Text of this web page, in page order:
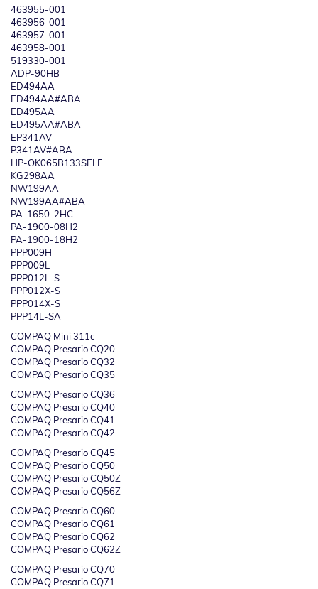
463955-001
463956-001
463957-001
463958-001
519330-001
ADP-90HB
ED494AA
ED494AA#ABA
ED495AA
ED495AA#ABA
EP341AV
P341AV#ABA
HP-OK065B133SELF
KG298AA
NW199AA
NW199AA#ABA
PA-1650-2HC
PA-1900-08H2
PA-1900-18H2
PPP009H
PPP009L
PPP012L-S
PPP012X-S
PPP014X-S
PPP14L-SA
COMPAQ Mini 311c
COMPAQ Presario CQ20
COMPAQ Presario CQ32
COMPAQ Presario CQ35
COMPAQ Presario CQ36
COMPAQ Presario CQ40
COMPAQ Presario CQ41
COMPAQ Presario CQ42
COMPAQ Presario CQ45
COMPAQ Presario CQ50
COMPAQ Presario CQ50Z
COMPAQ Presario CQ56Z
COMPAQ Presario CQ60
COMPAQ Presario CQ61
COMPAQ Presario CQ62
COMPAQ Presario CQ62Z
COMPAQ Presario CQ70
COMPAQ Presario CQ71